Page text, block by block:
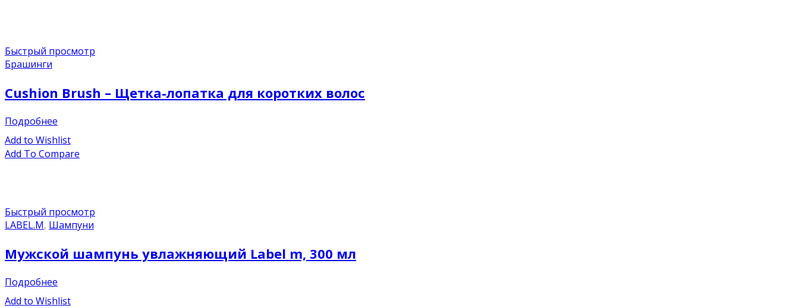
Быстрый просмотр
Брашинги
Cushion Brush – Щетка-лопатка для коротких волос
Подробнее
Add to Wishlist
Add To Compare
Быстрый просмотр
LABEL.M, Шампуни
Мужской шампунь увлажняющий Label m, 300 мл
Подробнее
Add to Wishlist